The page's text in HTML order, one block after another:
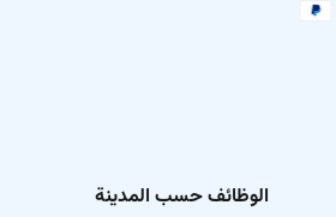
الوظائف حسب المدينة